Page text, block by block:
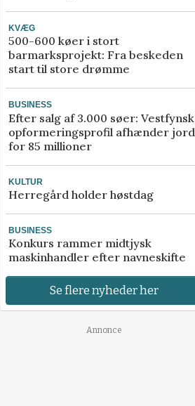
KVÆG
500-600 køer i stort
barmarksprojekt: Fra beskeden
start til store drømme
BUSINESS
Efter salg af 3.000 søer: Vestfynsk
opformeringsprofil afhænder jord
for 85 millioner
KULTUR
Herregård holder høstdag
BUSINESS
Konkurs rammer midtjysk
maskinhandler efter navneskifte
Se flere nyheder her
Annonce